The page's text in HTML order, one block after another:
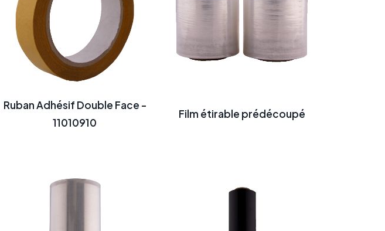
Ruban Adhésif Double Face -
11010910
Film étirable prédécoupé